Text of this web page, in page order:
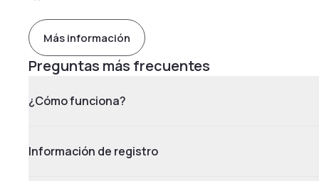
Más información
Preguntas más frecuentes
¿Cómo funciona?
Información de registro